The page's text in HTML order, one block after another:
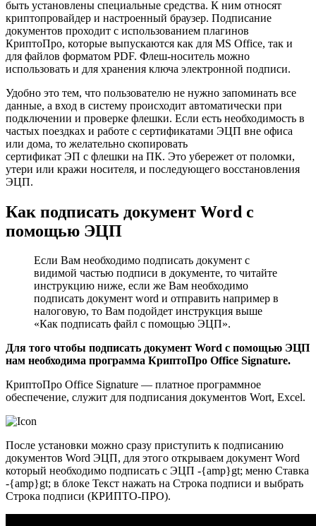
быть установлены специальные средства. К ним относят
криптопровайдер и настроенный браузер. Подписание
документов проходит с использованием плагинов
КриптоПро, которые выпускаются как для MS Office, так и
для файлов форматом PDF. Флеш-носитель можно
использовать и для хранения ключа электронной подписи.
Удобно это тем, что пользователю не нужно запоминать все
данные, а вход в систему происходит автоматически при
подключении и проверке флешки. Если есть необходимость в
частых поездках и работе с сертификатами ЭЦП вне офиса
или дома, то желательно скопировать
сертификат ЭП с флешки на ПК. Это убережет от поломки,
утери или кражи носителя, и последующего восстановления
ЭЦП.
Как подписать документ Word с
помощью ЭЦП
Если Вам необходимо подписать документ с
видимой частью подписи в документе, то читайте
инструкцию ниже, если же Вам необходимо
подписать документ word и отправить например в
налоговую, то Вам подойдет инструкция выше
«Как подписать файл с помощью ЭЦП».
Для того чтобы подписать документ Word с помощью ЭЦП
нам необходима программа КриптоПро Office Signature.
КриптоПро Office Signature — платное программное
обеспечение, служит для подписания документов Wort, Excel.
После установки можно сразу приступить к подписанию
документов Word ЭЦП, для этого открываем документ Word
который необходимо подписать с ЭЦП -{amp}gt; меню Ставка
-{amp}gt; в блоке Текст нажать на Строка подписи и выбрать
Строка подписи (КРИПТО-ПРО).